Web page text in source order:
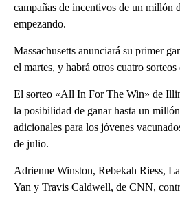
campañas de incentivos de un millón
empezando.
Massachusetts anunciará su primer
el martes, y habrá otros cuatro sorteos
El sorteo «All In For The Win» de
la posibilidad de ganar hasta un
adicionales para los jóvenes
de julio.
Adrienne Winston, Rebekah Riess,
Yan y Travis Caldwell, de CNN,